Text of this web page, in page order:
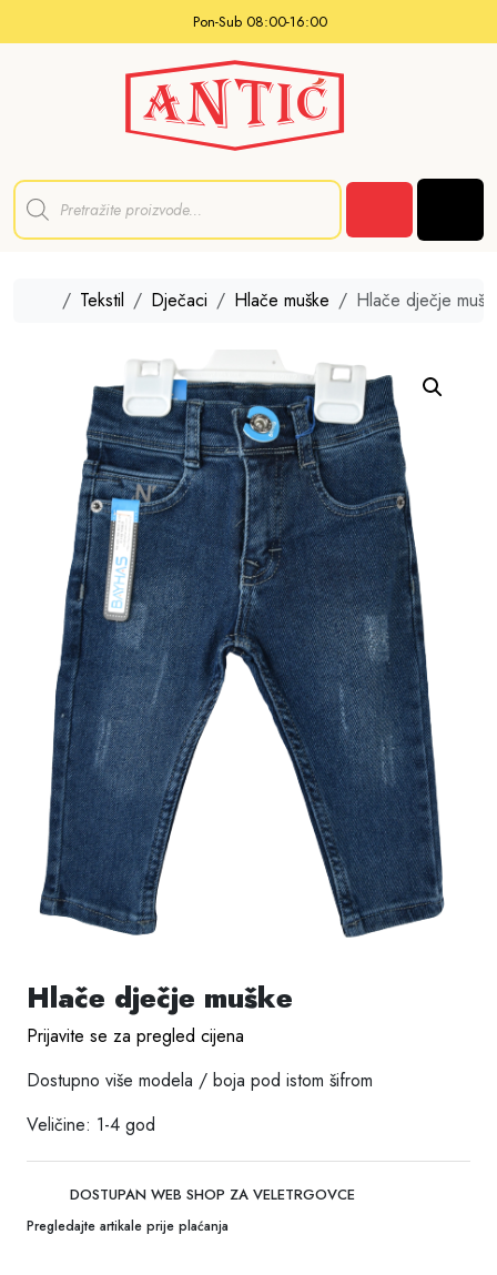
Pon-Sub 08:00-16:00
P
d
HomeTekstil Dječaci Hlače muške Hlače dječje
Hlače dječje muške
Prijavite se za pregled cijena
Dostupno više modela / boja pod istom šifrom
Veličine: 1-4 god
DOSTUPAN WEB SHOP ZA VELETRGOVCE
Pregledajte artikale prije plaćanja